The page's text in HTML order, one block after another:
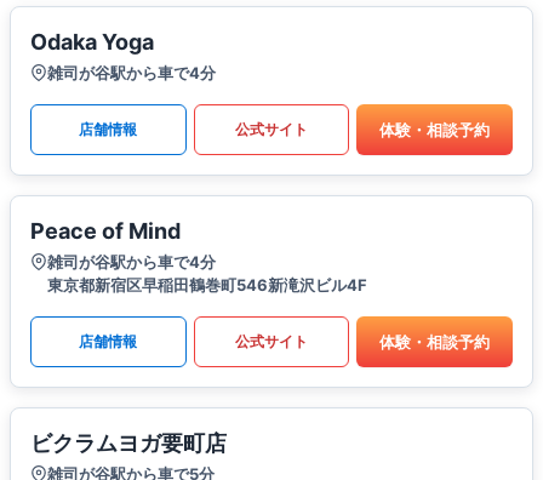
Odaka Yoga
雑司が谷駅から車で4分
店舗情報 公式サイト 体験・相談予約
Peace of Mind
雑司が谷駅から車で4分
東京都新宿区早稲田鶴巻町546新滝沢ビル4F
店舗情報 公式サイト 体験・相談予約
ビクラムヨガ要町店
雑司が谷駅から車で5分